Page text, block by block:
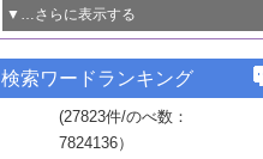
6号 ヘテロ接合界面
B号 第135回触媒討論会（2025年）
6号 参照触媒委員会からのお知らせ
B号 第133回触媒討論会（2023年）
5号 生体触媒によるエネルギー変換反応
6号 窒素とリンの循環のための触媒・機
能性材料
若き触媒の研究者たち～（1）
若き触媒の研究者たち～（2）
6号 石油のノーブル・ユースを志向した
触媒技術
5号 情報学的手法を用いた触媒開発
6号 カーボンニュートラルに向けた電解
技術
B号 第127回触媒討論会（2021年・オン
ライン開催(Zoom)のみ）
3号 水処理のための触媒化学
4号 光触媒を用いた水分解の最新の研究
動向
5号 次世代の触媒プロセスを支えるマイ
2
関わる触媒開発動向
3号 精密高分子合成に関する最近の研究
動向
4号 バイオマス化成品製造のための触媒
2号 二酸化炭素からの有用化学品合成
3号 ナノ粒子・クラスター触媒の最前線
4号 60周年記念企画
5号 進化するゼオライト合成技術
6号 非貴金属系触媒における電気化学的
1号 いたるところに，触媒
最先端技術
3号 無機分離膜材料の開発と触媒反応プ
ロセスへの適用
▼…さらに表示する
1号 ユニークな構造の高分子を生み出す触
2号 リグニンからの化成品製造に向けた触
▼57巻（2015年）
1号 水素キャリアにかかわる触媒技術の新
▼56巻（2014年）
検索ワードランキング
(27823件/のべ数：
7824136）